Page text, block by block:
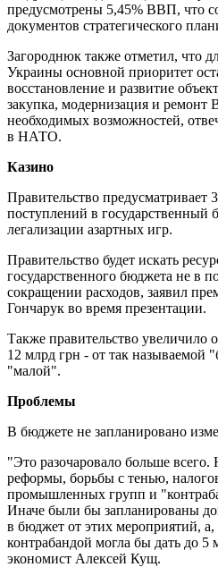
предусмотрены 5,45% ВВП, что
документов стратегического
Загороднюк также отметил, что
Украины основной приоритет
восстановление и развитие
закупка, модернизация и ремонт
необходимых возможностей,
в НАТО.
Казино
Правительство предусматривает
поступлений в государственный
легализации азартных игр.
Правительство будет искать
государственного бюджета не в
сокращении расходов, заявил
Гончарук во время презентации.
Также правительство увеличило
12 млрд грн - от так называемой
"малой".
Проблемы
В бюджете не запланировано
"Это разочаровало больше всего.
реформы, борьбы с тенью,
промышленных групп и
Иначе были бы запланированы
в бюджет от этих мероприятий, а,
контрабандой могла бы дать до
экономист Алексей Кущ.